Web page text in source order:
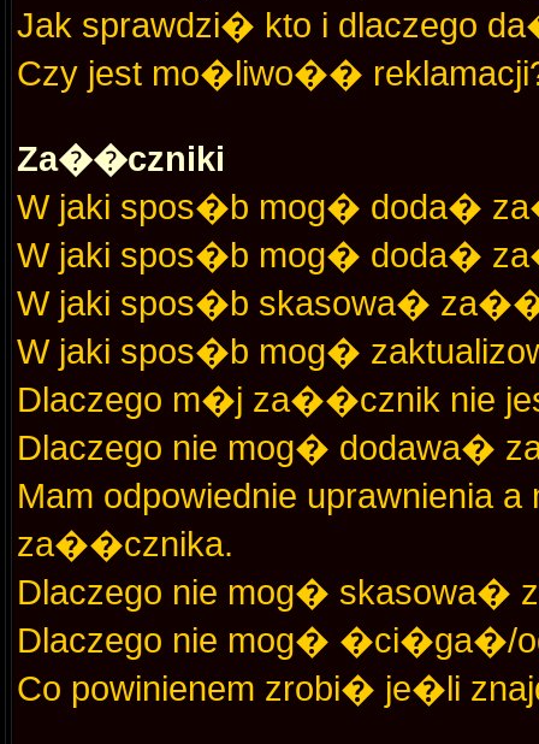
Jak sprawdzi� kto i dlaczego
Czy jest mo�liwo��
Za��czniki
W jaki spos�b mog� doda�
W jaki spos�b mog� doda�
W jaki spos�b skasowa�
W jaki spos�b mog�
Dlaczego m�j za��cznik nie
Dlaczego nie mog� dodawa�
Mam odpowiednie uprawnienia
za��cznika.
Dlaczego nie mog�
Dlaczego nie mog�
Co powinienem zrobi� je�li